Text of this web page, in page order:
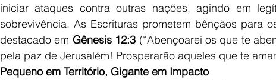
iniciar ataques contra outras nações, agindo em
sobrevivência. As Escrituras prometem bênçãos para
destacado em Gênesis 12:3 (“Abençoarei os que te
pela paz de Jerusalém! Prosperarão aqueles que te
Pequeno em Território, Gigante em Impacto